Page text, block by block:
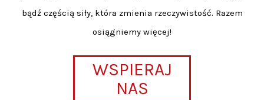
bądź częścią siły, która zmienia rzeczywistość. Razem
osiągniemy więcej!
WSPIERAJ
NAS